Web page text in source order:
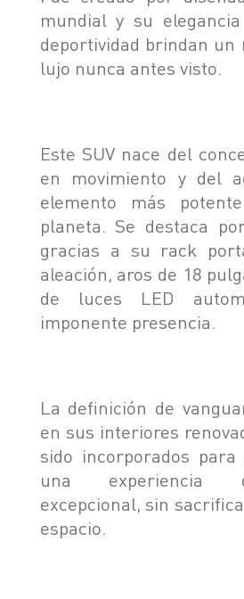
mundial y su
deportividad brindan un
lujo nunca antes visto.
Este SUV nace del
en movimiento y del
elemento más
planeta. Se destaca
gracias a su rack
aleación, aros de 18
de luces LED
imponente presencia.
La definición de
en sus interiores
sido incorporados para
una experiencia
excepcional, sin
espacio.